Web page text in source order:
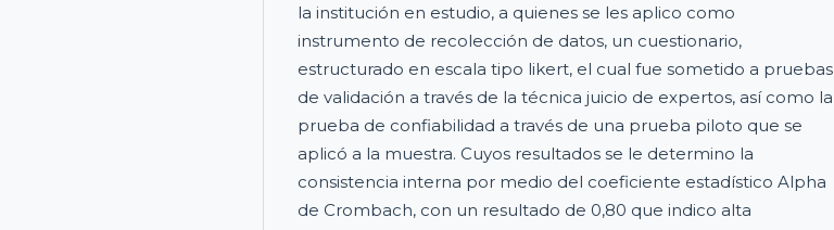
la institución en estudio, a quienes se les aplico como
instrumento de recolección de datos, un cuestionario,
estructurado en escala tipo likert, el cual fue sometido a pruebas
de validación a través de la técnica juicio de expertos, así como la
prueba de confiabilidad a través de una prueba piloto que se
aplicó a la muestra. Cuyos resultados se le determino la
consistencia interna por medio del coeficiente estadístico Alpha
de Crombach, con un resultado de 0,80 que indico alta